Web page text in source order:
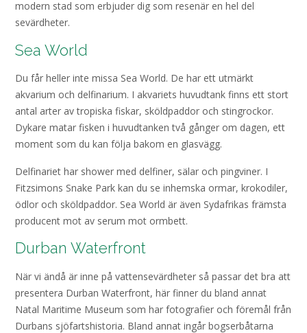
modern stad som erbjuder dig som resenär en hel del
sevärdheter.
Sea World
Du får heller inte missa Sea World. De har ett utmärkt
akvarium och delfinarium. I akvariets huvudtank finns ett stort
antal arter av tropiska fiskar, sköldpaddor och stingrockor.
Dykare matar fisken i huvudtanken två gånger om dagen, ett
moment som du kan följa bakom en glasvägg.
Delfinariet har shower med delfiner, sälar och pingviner. I
Fitzsimons Snake Park kan du se inhemska ormar, krokodiler,
ödlor och sköldpaddor. Sea World är även Sydafrikas främsta
producent mot av serum mot ormbett.
Durban Waterfront
När vi ändå är inne på vattensevärdheter så passar det bra att
presentera Durban Waterfront, här finner du bland annat
Natal Maritime Museum som har fotografier och föremål från
Durbans sjöfartshistoria. Bland annat ingår bogserbåtarna